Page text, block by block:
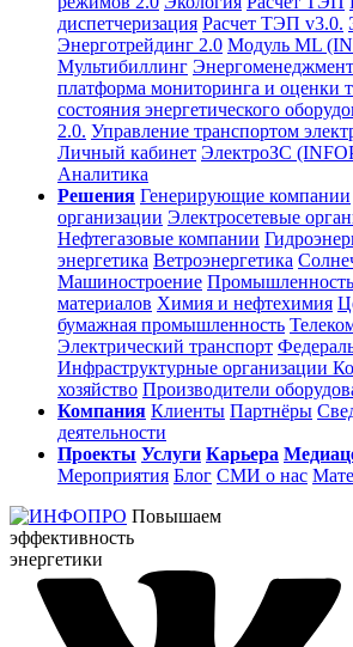
диспетчеризация Расчет ТЭП v3.0.
Энерготрейдинг 2.0 Модуль ML
Мультибиллинг Энергоменеджмент
платформа мониторинга и оценки
состояния энергетического
2.0. Управление транспортом
Личный кабинет ЭлектроЗС
Аналитика
Решения Генерирующие компании
организации Электросетевые
Нефтегазовые компании
энергетика Ветроэнергетика
Машиностроение
материалов Химия и нефтехимия
бумажная промышленность
Электрический транспорт
Инфраструктурные организации
хозяйство Производители
Компания Клиенты Партнёры
деятельности
Проекты Услуги Карьера
Мероприятия Блог СМИ о нас
Повышаем
эффективность
энергетики